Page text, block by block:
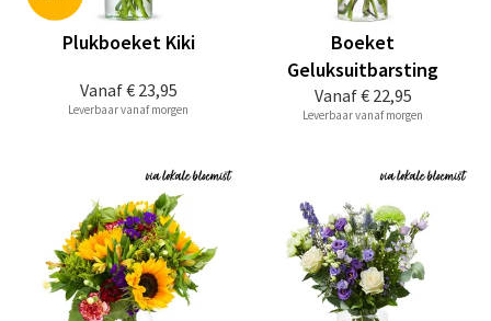
Vanaf€ 23,95
Plukboeket Kiki
Leverbaar vanaf morgen
Vanaf€ 22,95
Boeket
Geluksuitbarsting
Leverbaar vanaf morgen